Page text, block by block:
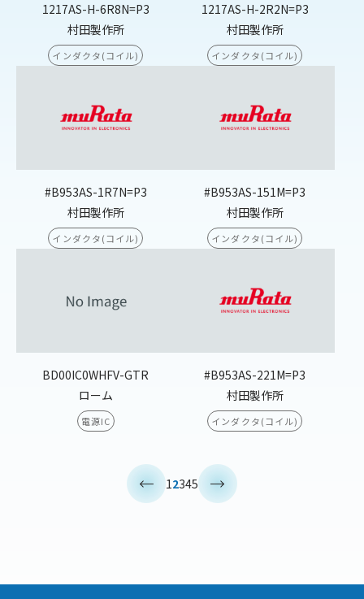
1217AS-H-6R8N=P3
村田製作所
インダクタ(コイル)
1217AS-H-2R2N=P3
村田製作所
インダクタ(コイル)
#B953AS-1R7N=P3
村田製作所
インダクタ(コイル)
#B953AS-151M=P3
村田製作所
インダクタ(コイル)
BD00IC0WHFV-GTR
ローム
電源IC
#B953AS-221M=P3
村田製作所
インダクタ(コイル)
12345